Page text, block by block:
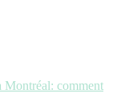
Montréal: comment